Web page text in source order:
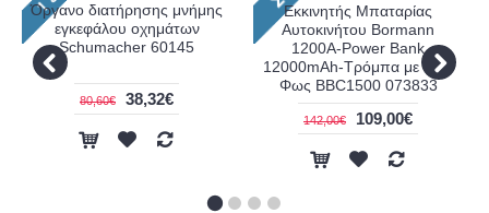
Όργανο διατήρησης μνήμης
εγκεφάλου οχημάτων
Schumacher 60145
80,60€ 38,32€
Εκκινητής Μπαταρίας
Αυτοκινήτου Bormann
1200Α-Power Bank
12000mAh-Τρόμπα με LED
Φως ΒΒC1500 073833
142,00€ 109,00€